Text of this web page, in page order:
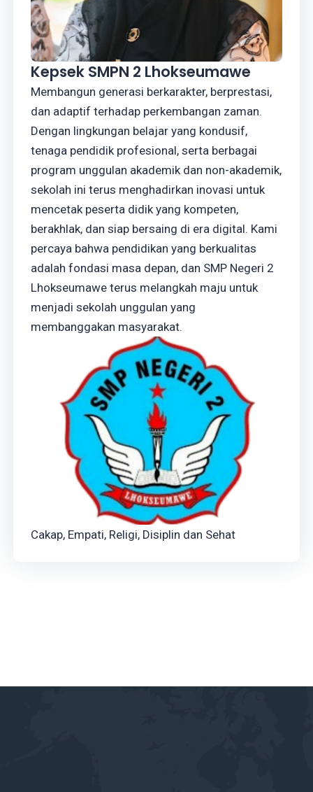
Kepsek SMPN 2 Lhokseumawe
Membangun generasi berkarakter, berprestasi,
dan adaptif terhadap perkembangan zaman.
Dengan lingkungan belajar yang kondusif,
tenaga pendidik profesional, serta berbagai
program unggulan akademik dan non-akademik,
sekolah ini terus menghadirkan inovasi untuk
mencetak peserta didik yang kompeten,
berakhlak, dan siap bersaing di era digital. Kami
percaya bahwa pendidikan yang berkualitas
adalah fondasi masa depan, dan SMP Negeri 2
Lhokseumawe terus melangkah maju untuk
menjadi sekolah unggulan yang
membanggakan masyarakat.
Cakap, Empati, Religi, Disiplin dan Sehat